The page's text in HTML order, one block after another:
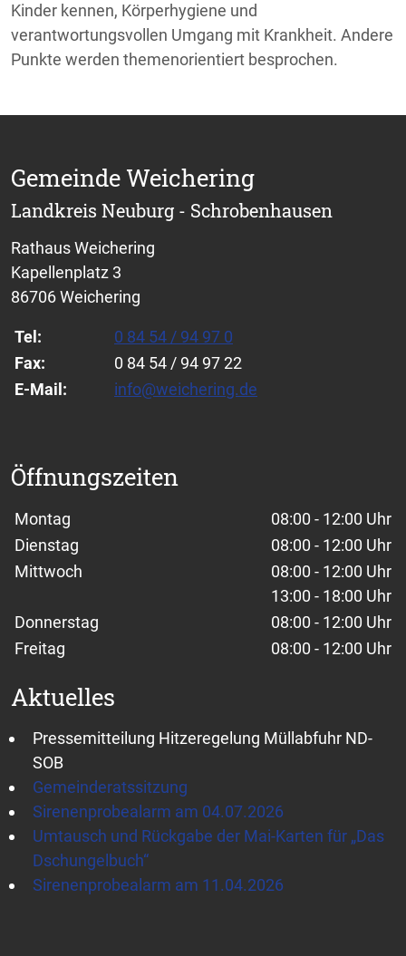
Kinder kennen, Körperhygiene und
verantwortungsvollen Umgang mit Krankheit. Andere
Punkte werden themenorientiert besprochen.
Gemeinde Weichering
Landkreis Neuburg - Schrobenhausen
Rathaus Weichering
Kapellenplatz 3
86706 Weichering
Tel:
0 84 54 / 94 97 0
Fax:
0 84 54 / 94 97 22
E-Mail:
info@weichering.de
Öffnungszeiten
Wochentage / Monate
Öffnungszeiten / Hinweise
Montag
08:00 - 12:00 Uhr
Dienstag
08:00 - 12:00 Uhr
Mittwoch
08:00 - 12:00 Uhr
13:00 - 18:00 Uhr
Donnerstag
08:00 - 12:00 Uhr
Freitag
08:00 - 12:00 Uhr
Aktuelles
Pressemitteilung Hitzeregelung Müllabfuhr ND-
SOB
Gemeinderatssitzung
Sirenenprobealarm am 04.07.2026
Umtausch und Rückgabe der Mai-Karten für „Das
Dschungelbuch“
Sirenenprobealarm am 11.04.2026